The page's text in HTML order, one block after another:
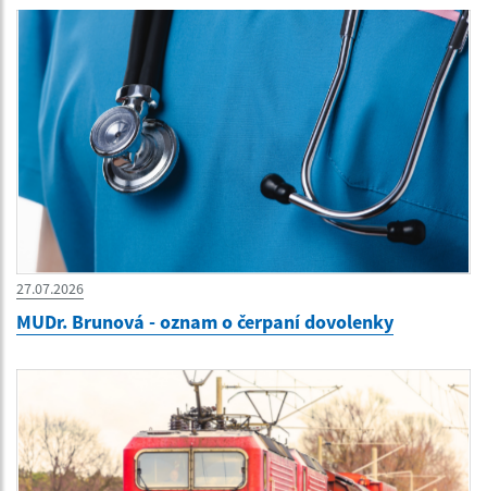
27.07.2026
MUDr. Brunová - oznam o čerpaní dovolenky